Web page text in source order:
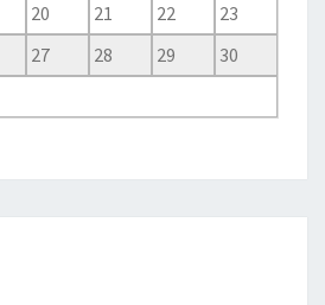
20 21 22
23
27 28 29
30